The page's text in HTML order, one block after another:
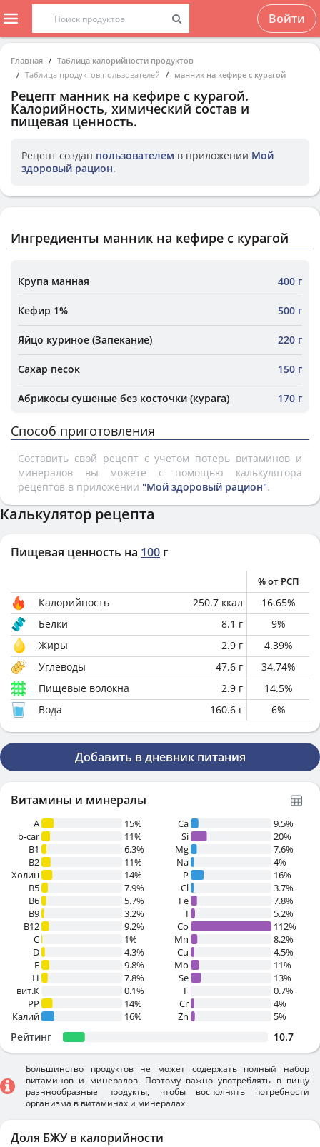
Войти
Главная
Таблица калорийности продуктов
Таблица продуктов пользователей
манник на кефире с курагой
Рецепт манник на кефире с курагой.
Калорийность, химический состав и
пищевая ценность.
Рецепт создан пользователем в приложении Мой
здоровый рацион.
Ингредиенты манник на кефире с курагой
Крупа манная 400 г
Кефир 1% 500 г
Яйцо куриное (Запекание) 220 г
Сахар песок 150 г
Абрикосы сушеные без косточки (курага) 170 г
Способ приготовления
Составить свой рецепт с учетом потерь витаминов и
минералов вы можете с помощью калькулятора
рецептов в приложении "Мой здоровый рацион".
Калькулятор рецепта
Пищевая ценность на 100 г
% от РСП
Калорийность 250.7 ккал 16.65%
Белки
8.1 г 9%
Жиры
2.9 г 4.39%
Углеводы
47.6 г 34.74%
Пищевые волокна
2.9 г 14.5%
Вода
160.6 г 6%
Добавить в дневник питания
Витамины и минералы
A
15%
b-car
11%
В1
6.3%
B2
11%
Холин
14%
B5
7.9%
B6
5.7%
B9
3.2%
B12
9.2%
C
1%
D
4.3%
E
9.8%
H
7.8%
вит.К
0.1%
PP
14%
Калий
16%
Ca
9.5%
Si
20%
Mg
7.6%
Na
4%
P
16%
Cl
3.7%
Fe
7.8%
I
5.2%
Co
112%
Mn
8.2%
Cu
4.5%
Mo
11%
Se
13%
F
0.7%
Cr
4%
Zn
5%
Рейтинг 10.7
Большинство продуктов не может содержать полный набор
витаминов и минералов. Поэтому важно употреблять в пищу
разннообразные продукты, чтобы восполнять потребности
организма в витаминах и минералах.
Доля БЖУ в калорийности